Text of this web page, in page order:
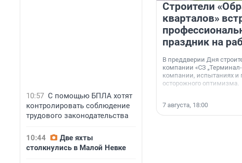
10:57 С помощью БПЛА хотят
контролировать соблюдение
трудового законодательства
10:44
Две яхты
столкнулись в Малой Невке
Строители
кварталов»
праздник на
В преддверии Дня
компании «СЗ
компании, испытаниях и
осторожного оптимизма.
7 августа, 18:00